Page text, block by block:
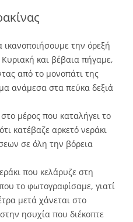
ικανοποιήσουμε την όρεξή
και βέβαια πήγαμε,
από το μονοπάτι της
ανάμεσα στα πεύκα δεξιά
μέρος που καταλήγει το
κατέβαζε αρκετό νεράκι
σε όλη την βόρεια
που κελάρυζε στη
το φωτογραφίσαμε, γιατί
μετά χάνεται στο
ησυχία που διέκοπτε